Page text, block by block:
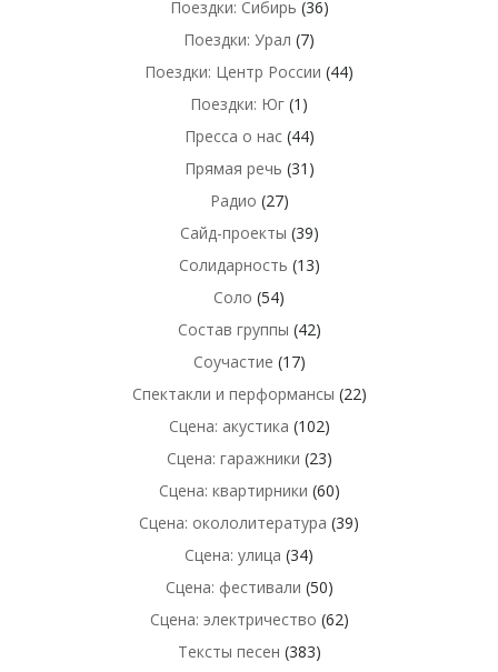
Поездки: Сибирь (36)
Поездки: Урал (7)
Поездки: Центр России (44)
Поездки: Юг (1)
Пресса о нас(44)
Прямая речь (31)
Радио (27)
Сайд-проекты (39)
Солидарность (13)
Соло (54)
Состав группы (42)
Соучастие (17)
Спектакли и перформансы (22)
Сцена: акустика (102)
Сцена: гаражники (23)
Сцена: квартирники (60)
Сцена: окололитература (39)
Сцена: улица (34)
Сцена: фестивали (50)
Сцена: электричество (62)
Тексты песен (383)